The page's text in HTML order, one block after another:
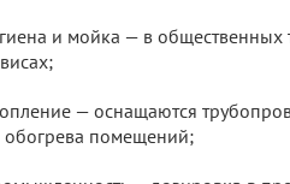
и мойка — в общественных
— оснащаются
обогрева помещений;